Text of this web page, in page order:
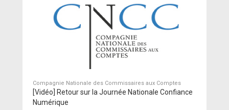
Compagnie Nationale des Commissaires aux Comptes
[Vidéo] Retour sur la Journée Nationale Confiance
Numérique